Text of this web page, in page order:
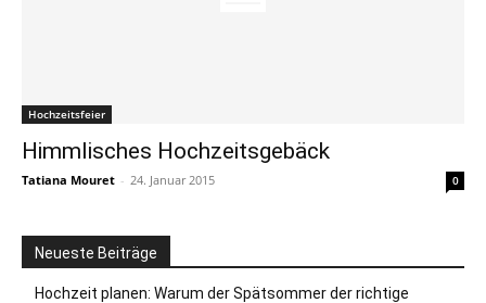
Hochzeitsfeier
Himmlisches Hochzeitsgebäck
Tatiana Mouret - 24. Januar 2015 0
Neueste Beiträge
Hochzeit planen: Warum der Spätsommer der richtige